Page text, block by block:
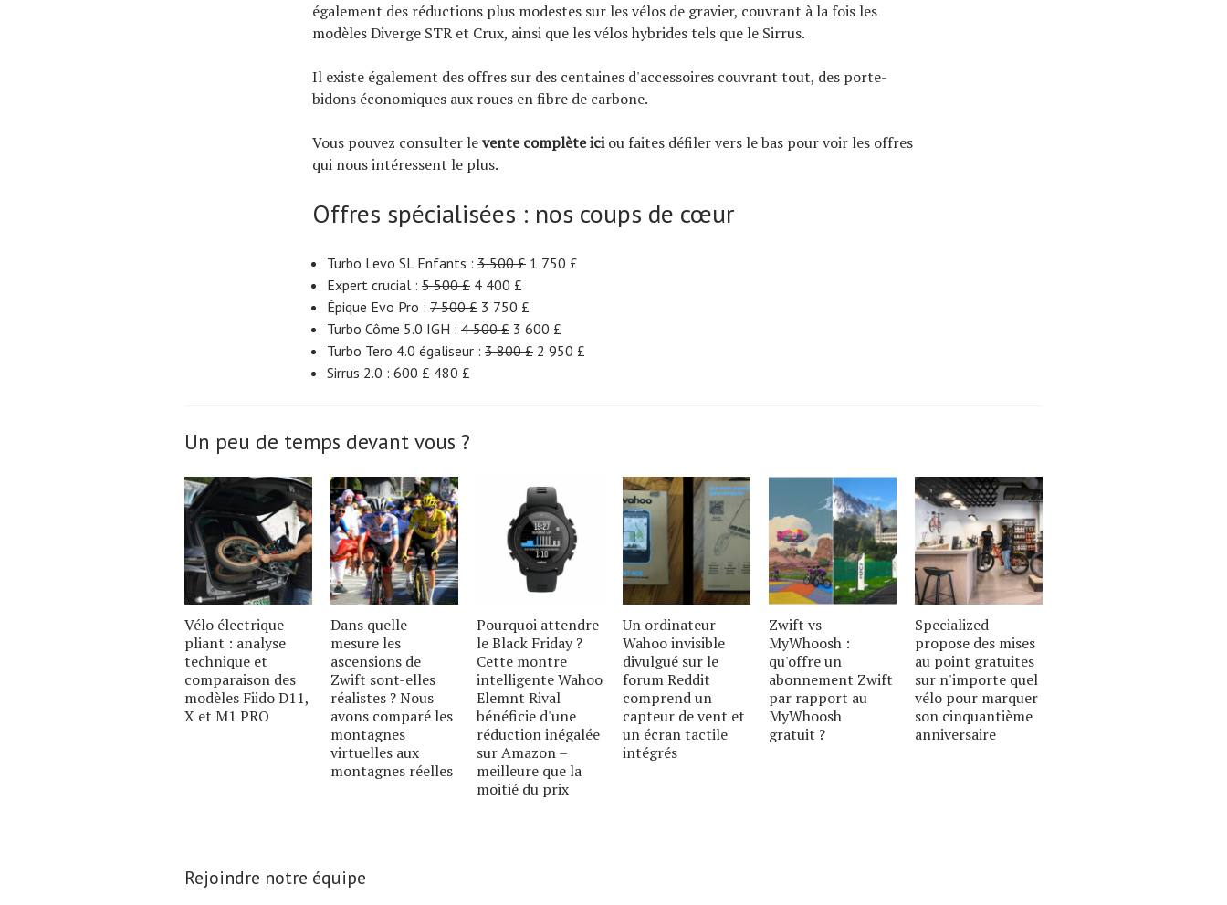
également des réductions plus modestes sur les vélos de gravier, couvrant à la fois les
modèles Diverge STR et Crux, ainsi que les vélos hybrides tels que le Sirrus.
Il existe également des offres sur des centaines d'accessoires couvrant tout, des porte-
bidons économiques aux roues en fibre de carbone.
Vous pouvez consulter levente complète iciou faites défiler vers le bas pour voir les offres
qui nous intéressent le plus.
Offres spécialisées : nos coups de cœur
Turbo Levo SL Enfants : 3 500 £ 1 750 £
Expert crucial : 5 500 £ 4 400 £
Épique Evo Pro : 7 500 £ 3 750 £
Turbo Côme 5.0 IGH : 4 500 £ 3 600 £
Turbo Tero 4.0 égaliseur : 3 800 £ 2 950 £
Sirrus 2.0 : 600 £ 480 £
Un peu de temps devant vous ?
Vélo électrique
pliant : analyse
technique et
comparaison des
modèles Fiido D11,
X et M1 PRO
Dans quelle
mesure les
ascensions de
Zwift sont-elles
réalistes ? Nous
avons comparé les
montagnes
virtuelles aux
montagnes réelles
Pourquoi attendre
le Black Friday ?
Cette montre
intelligente Wahoo
Elemnt Rival
bénéficie d'une
réduction inégalée
sur Amazon –
meilleure que la
moitié du prix
Un ordinateur
Wahoo invisible
divulgué sur le
forum Reddit
comprend un
capteur de vent et
un écran tactile
intégrés
Zwift vs
MyWhoosh :
qu'offre un
abonnement Zwift
par rapport au
MyWhoosh
gratuit ?
Specialized
propose des mises
au point gratuites
sur n'importe quel
vélo pour marquer
son cinquantième
anniversaire
Rejoindre notre équipe